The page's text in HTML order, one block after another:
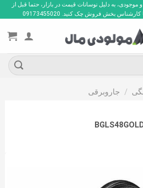
به دلیل نوسانات قیمت در بازار، حتما قبل از
بخش فروش چک کنید. 09173455020
/ جاروبرقی